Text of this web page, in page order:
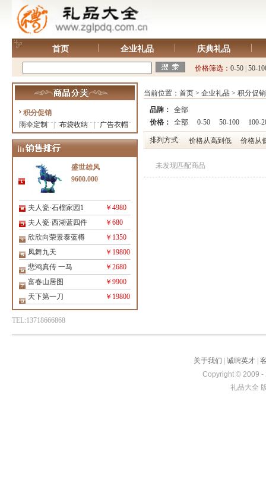
首页 企业礼品 庆典礼品
价格筛选： 0-50 50-
积分促销
雨伞定制
布袋收纳 | 广告衣帽
盛世雄风
9600.000
夫人瓷·石榴家园1
￥4980
夫人瓷·西湖蓝四件
￥680
欣欣向荣景泰蓝樽
￥1350
凤舞九天
￥19800
悲鸿真传 一马
￥2680
富春山居图
￥9900
天下第一刀
￥19800
TEL:13718666868
当前位置： 首页 > 企业礼品 > 积分促销
品牌：
全部
价格：
全部 0-50 50-100 100-
排列方式: 价格从高到低 价格从
未发现匹配商品
关于我们 诚聘英才
Copyright © 2009 -
礼品大全